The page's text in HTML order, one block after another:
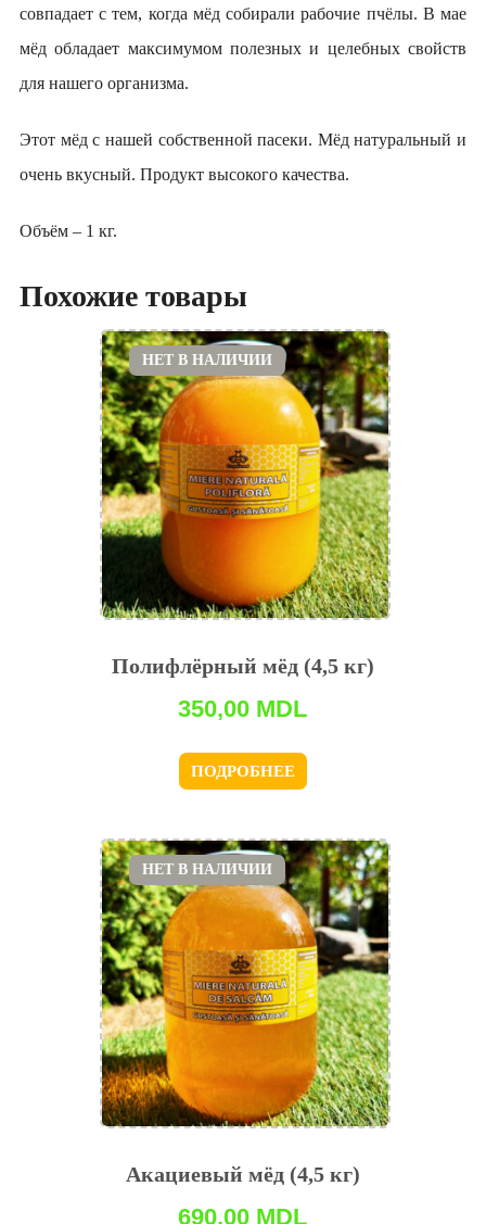
совпадает с тем, когда мёд собирали рабочие пчёлы. В мае
мёд обладает максимумом полезных и целебных свойств
для нашего организма.
Этот мёд с нашей собственной пасеки. Мёд натуральный и
очень вкусный. Продукт высокого качества.
Объём – 1 кг.
Похожие товары
Полифлёрный мёд (4,5 кг)
350,00 MDL
ПОДРОБНЕЕ
НЕТ В НАЛИЧИИ
Акациевый мёд (4,5 кг)
690,00 MDL
НЕТ В НАЛИЧИИ